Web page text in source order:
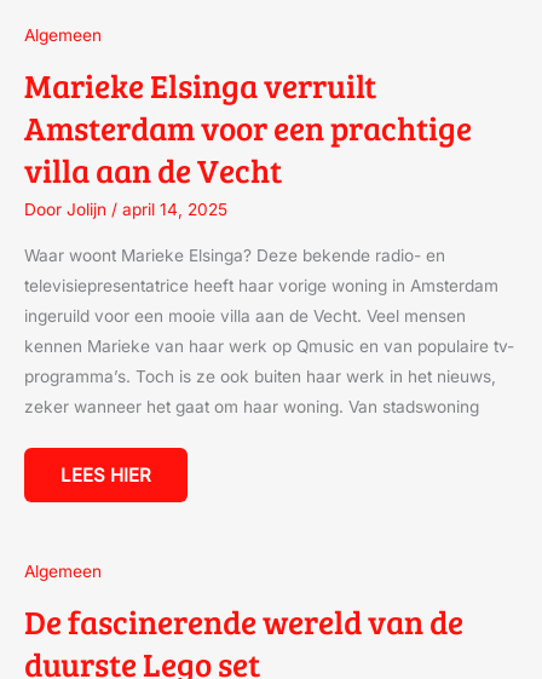
Algemeen
Marieke Elsinga verruilt
Amsterdam voor een prachtige
villa aan de Vecht
Door Jolijn / april 14, 2025
Waar woont Marieke Elsinga? Deze bekende radio- en
televisiepresentatrice heeft haar vorige woning in Amsterdam
ingeruild voor een mooie villa aan de Vecht. Veel mensen
kennen Marieke van haar werk op Qmusic en van populaire tv-
programma’s. Toch is ze ook buiten haar werk in het nieuws,
zeker wanneer het gaat om haar woning. Van stadswoning
LEES HIER
Algemeen
De fascinerende wereld van de
duurste Lego set
DE
FASCINERENDE
VAN
DE
DUURSTE
LEGO